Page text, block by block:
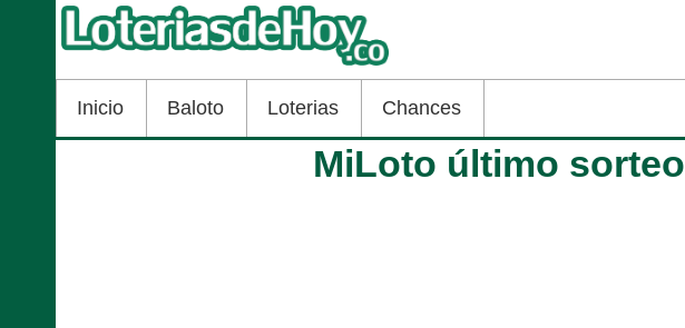
Inicio Baloto Loterias Chances
MiLoto último sorteo